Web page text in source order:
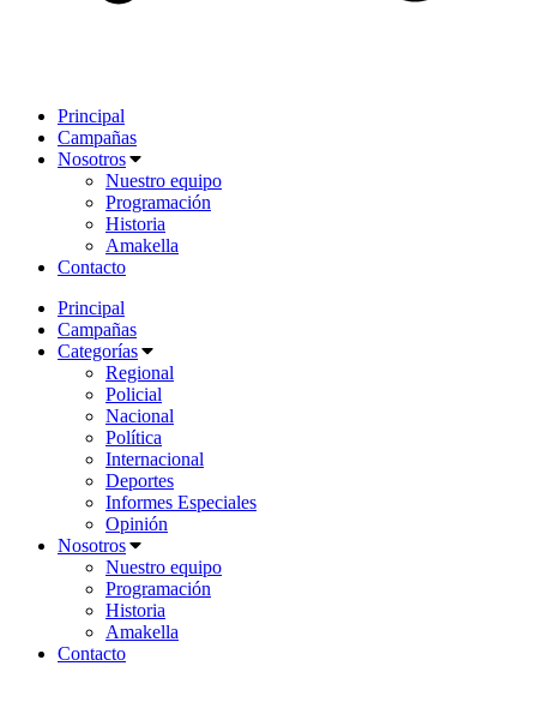
Principal
Campañas
Nosotros
Nuestro equipo
Programación
Historia
Amakella
Contacto
Principal
Campañas
Categorías
Regional
Policial
Nacional
Política
Internacional
Deportes
Informes Especiales
Opinión
Nosotros
Nuestro equipo
Programación
Historia
Amakella
Contacto